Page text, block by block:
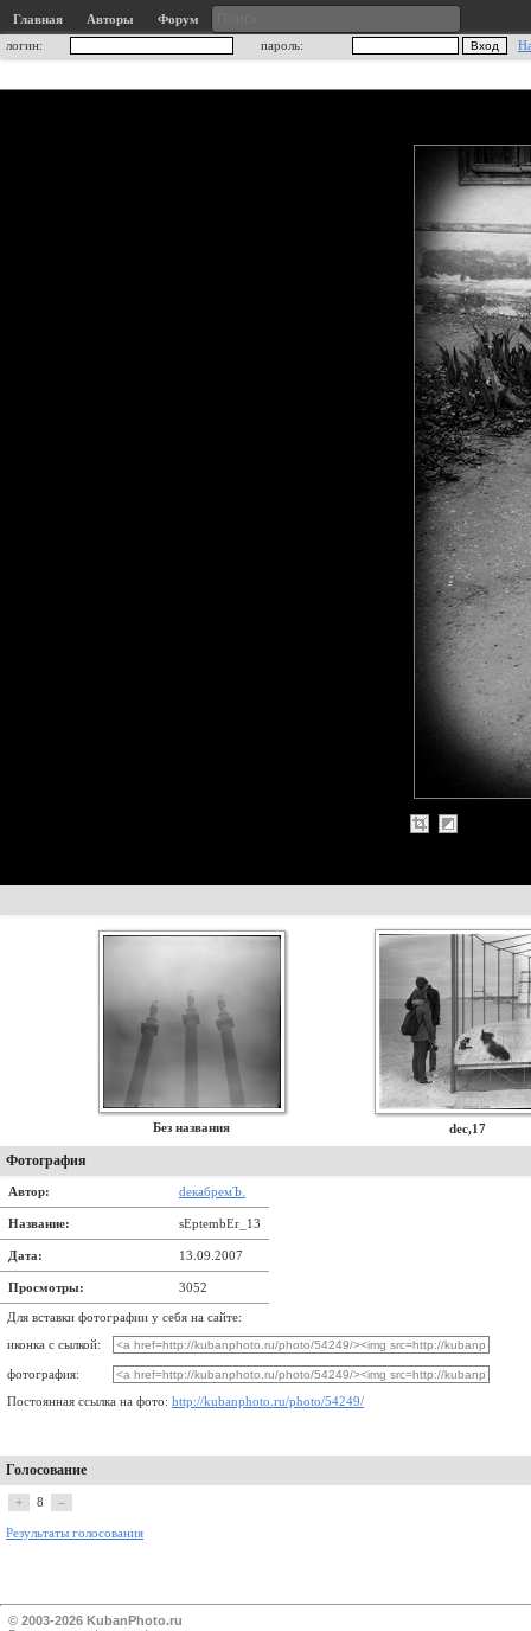
Главная Авторы
Форум
логин:
пароль:
Без названия dec,17
Фотография
Автор: dекабремЪ.
Название: sEptembEr_13
Дата: 13.09.2007
Просмотры: 3052
Для вставки фотографии у себя на сайте:
иконка с сылкой:
фотография:
Постоянная ссылка на фото: http://kubanphoto.ru/photo/54249/
Голосование
+ 8 –
Результаты голосования
© 2003-2026 KubanPhoto.ru